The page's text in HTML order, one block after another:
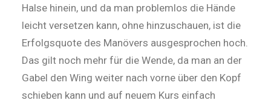
Halse hinein, und da man problemlos die Hände
leicht versetzen kann, ohne hinzuschauen, ist die
Erfolgsquote des Manövers ausgesprochen hoch.
Das gilt noch mehr für die Wende, da man an der
Gabel den Wing weiter nach vorne über den Kopf
schieben kann und auf neuem Kurs einfach